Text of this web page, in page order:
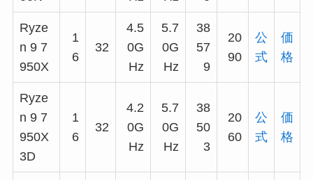
Ryze
n 9 7
950X
1
6
32
4.5
0G
Hz
5.7
0G
Hz
38
57
9
20
90
公
式
価
格
Ryze
n 9 7
950X
3D
1
6
32
4.2
0G
Hz
5.7
0G
Hz
38
50
3
20
60
公
式
価
格